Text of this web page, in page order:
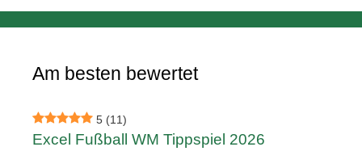
Am besten bewertet
5 (11)
Excel Fußball WM Tippspiel 2026